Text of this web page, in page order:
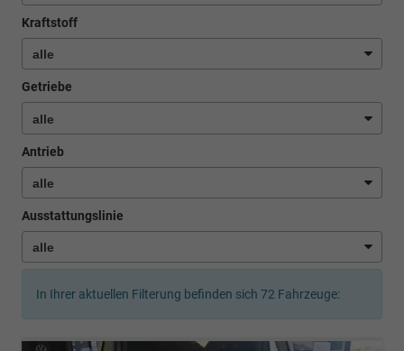
Kraftstoff
Getriebe
Antrieb
Ausstattungslinie
In Ihrer aktuellen Filterung befinden sich 72 Fahrzeuge: